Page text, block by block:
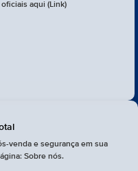
aqui (Link)
venda e segurança em sua
Sobre nós.